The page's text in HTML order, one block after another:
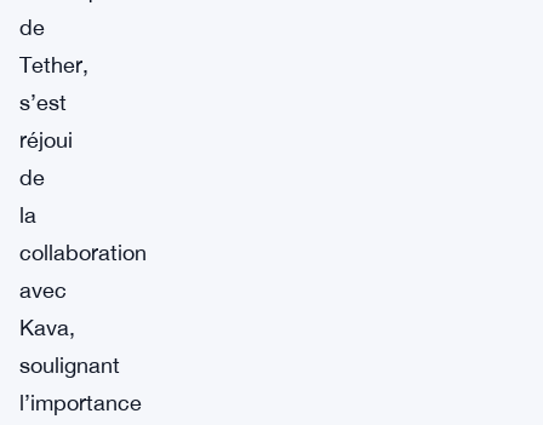
de
Tether,
s’est
réjoui
de
la
collaboration
avec
Kava,
soulignant
l’importance